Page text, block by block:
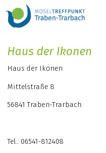
Haus der Ikonen
Haus der Ikonen
Mittelstraße 8
56841 Traben-Trarbach
Tel.: 06541-812408